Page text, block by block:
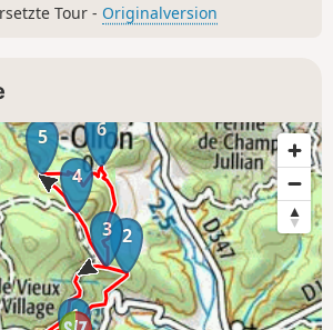
Tour - Originalversion
1
2
3
4
5 6